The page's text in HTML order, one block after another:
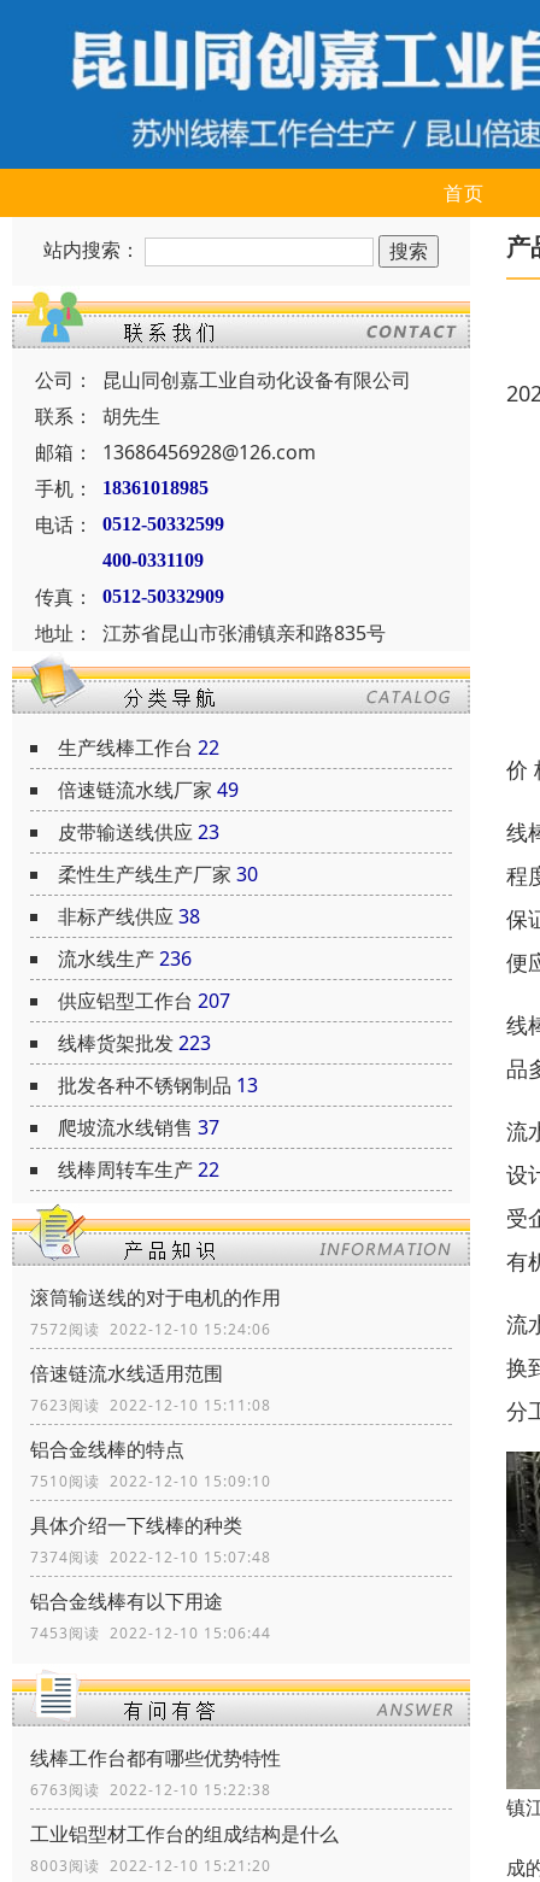
首页
站内搜索：
公司：
昆山同创嘉工业自动化设备有限公司
联系：
胡先生
邮箱：
13686456928@126.com
手机：
18361018985
电话：
0512-50332599
400-0331109
传真： 0512-50332909
地址： 江苏省昆山市张浦镇亲和路835号
生产线棒工作台 22
倍速链流水线厂家 49
皮带输送线供应23
柔性生产线生产厂家 30
非标产线供应38
流水线生产236
供应铝型工作台 207
线棒货架批发223
批发各种不锈钢制品 13
爬坡流水线销售 37
线棒周转车生产22
滚筒输送线的对于电机的作用
7572阅读 2022-12-10 15:24:06
倍速链流水线适用范围
7623阅读 2022-12-10 15:11:08
铝合金线棒的特点
7510阅读 2022-12-10 15:09:10
具体介绍一下线棒的种类
7374阅读 2022-12-10 15:07:48
铝合金线棒有以下用途
7453阅读 2022-12-10 15:06:44
线棒工作台都有哪些优势特性
6763阅读 2022-12-10 15:22:38
工业铝型材工作台的组成结构是什么
8003阅读 2022-12-10 15:21:20
产
价
线
程
保
便
线
品
流
设
受
有
流
换
分
镇
成